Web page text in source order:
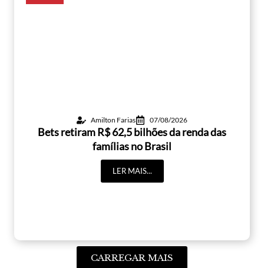
Amilton Farias 07/08/2026
Bets retiram R$ 62,5 bilhões da renda das
famílias no Brasil
LER MAIS...
CARREGAR MAIS